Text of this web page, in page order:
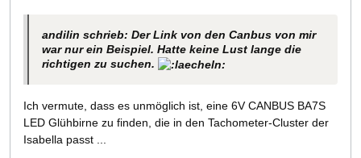
andilin schrieb: Der Link von den Canbus von mir
war nur ein Beispiel. Hatte keine Lust lange die
richtigen zu suchen.
Ich vermute, dass es unmöglich ist, eine 6V CANBUS BA7S
LED Glühbirne zu finden, die in den Tachometer-Cluster der
Isabella passt ...